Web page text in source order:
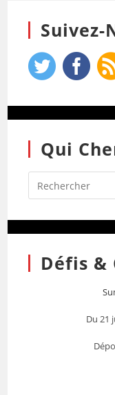
Suivez-
Qui
Défis &
Du 21